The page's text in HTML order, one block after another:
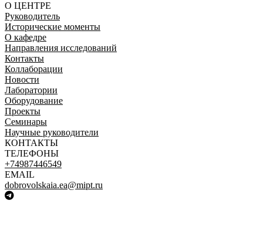
О ЦЕНТРЕ
Руководитель
Исторические моменты
О кафедре
Направления исследований
Контакты
Коллаборации
Новости
Лаборатории
Оборудование
Проекты
Семинары
Научные руководители
КОНТАКТЫ
ТЕЛЕФОНЫ
+74987446549
EMAIL
dobrovolskaia.ea@mipt.ru